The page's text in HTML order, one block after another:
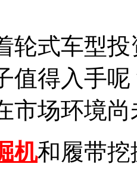
轮式车型
值得入手
市场环境
机和履带